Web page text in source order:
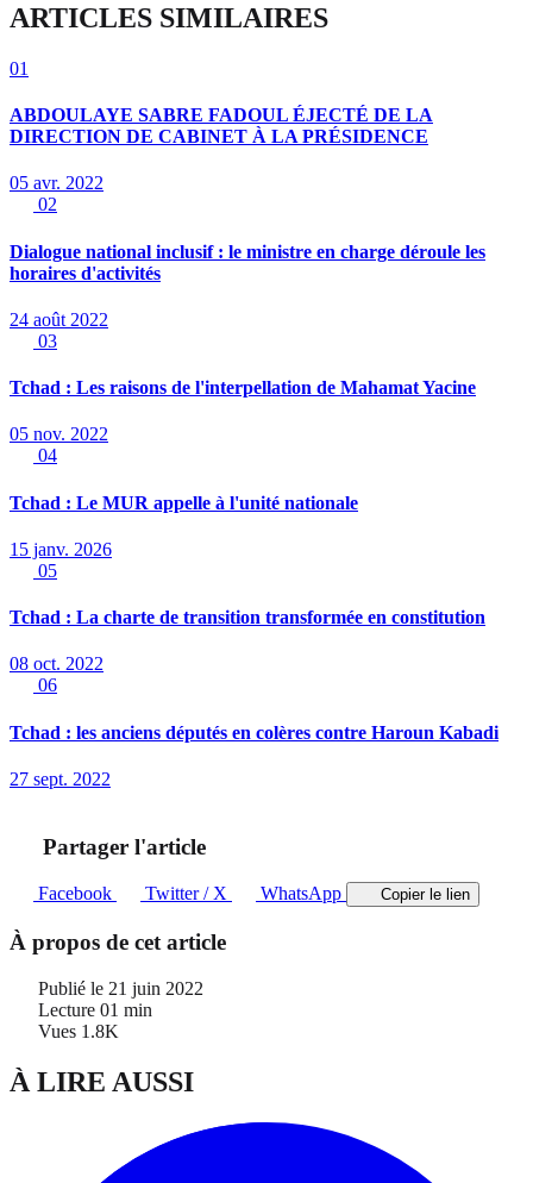
ARTICLES SIMILAIRES
01
ABDOULAYE SABRE FADOUL ÉJECTÉ DE LA
DIRECTION DE CABINET À LA PRÉSIDENCE
05 avr. 2022
02
Dialogue national inclusif : le ministre en charge déroule les
horaires d'activités
24 août 2022
03
Tchad : Les raisons de l'interpellation de Mahamat Yacine
05 nov. 2022
04
Tchad : Le MUR appelle à l'unité nationale
15 janv. 2026
05
Tchad : La charte de transition transformée en constitution
08 oct. 2022
06
Tchad : les anciens députés en colères contre Haroun Kabadi
27 sept. 2022
Partager l'article
Facebook Twitter / X WhatsApp Copier le lien
À propos de cet article
Publié le 21 juin 2022
Lecture 01 min
Vues 1.8K
À LIRE AUSSI